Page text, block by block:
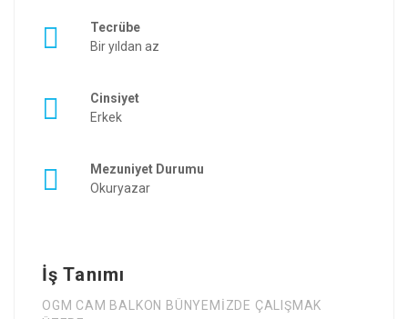
Tecrübe
Bir yıldan az
Cinsiyet
Erkek
Mezuniyet Durumu
Okuryazar
İş Tanımı
OGM CAM BALKON BÜNYEMİZDE ÇALIŞMAK